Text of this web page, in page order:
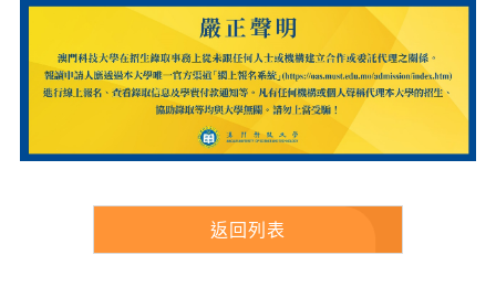
返回列表